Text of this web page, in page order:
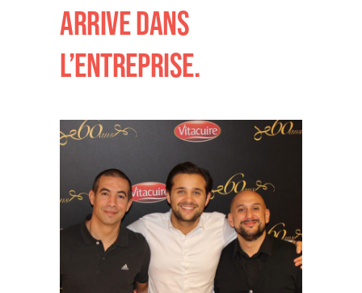
ARRIVE DANS
L’ENTREPRISE.